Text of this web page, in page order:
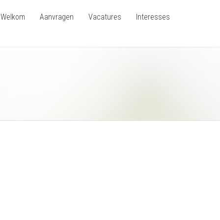
Welkom Aanvragen Vacatures Interesses